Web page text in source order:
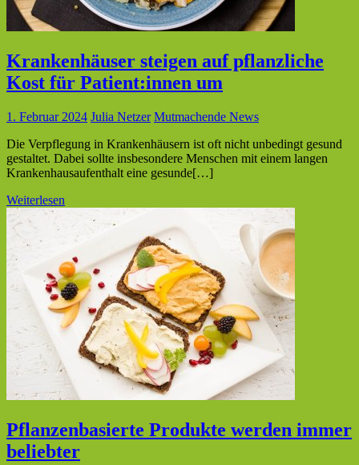
Krankenhäuser steigen auf pflanzliche
Kost für Patient:innen um
1. Februar 2024 Julia Netzer Mutmachende News
Die Verpflegung in Krankenhäusern ist oft nicht unbedingt gesund
gestaltet. Dabei sollte insbesondere Menschen mit einem langen
Krankenhausaufenthalt eine gesunde[…]
Weiterlesen
Pflanzenbasierte Produkte werden immer
beliebter